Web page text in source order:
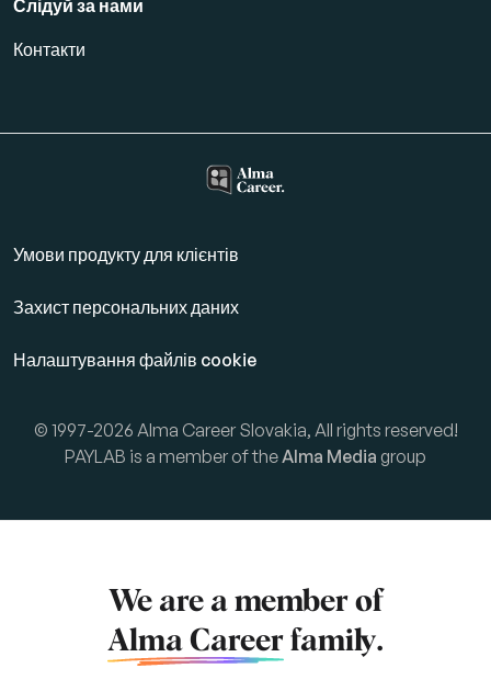
Слідуй за нами
Контакти
Умови продукту для клієнтів
Захист персональних даних
Налаштування файлів cookie
© 1997-2026 Alma Career Slovakia, All rights reserved!
PAYLAB is a member of the Alma Media group
We are a member of
Alma Career family.